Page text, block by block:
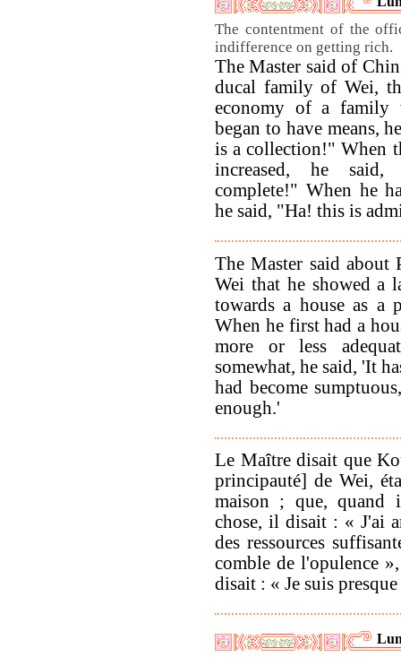
The contentment of the
indifference on getting rich.
The Master said of
ducal family of Wei,
economy of a family
began to have means,
is a collection!" When
increased, he
complete!" When he
he said, "Ha! this is
The Master said about
Wei that he showed a
towards a house as a
When he first had a
more or less
somewhat, he said, 'It
had become
enough.'
Le Maître disait que
principauté] de Wei,
maison ; que, quand
chose, il disait : « J'ai
des ressources
comble de l'opulence
disait : « Je suis